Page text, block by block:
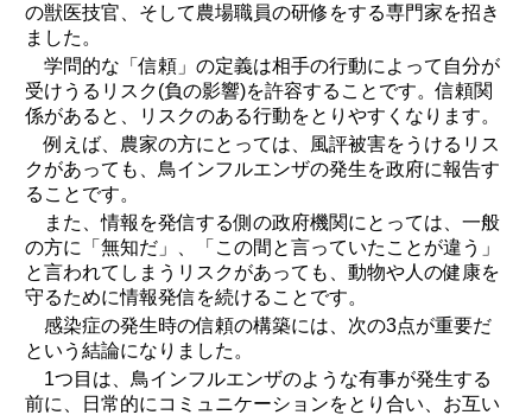
の獣医技官、そして農場職員の研修をする専門家を招き
ました。
学問的な「信頼」の定義は相手の行動によって自分が
受けうるリスク(負の影響)を許容することです。信頼関
係があると、リスクのある行動をとりやすくなります。
例えば、農家の方にとっては、風評被害をうけるリス
クがあっても、鳥インフルエンザの発生を政府に報告す
ることです。
また、情報を発信する側の政府機関にとっては、一般
の方に「無知だ」、「この間と言っていたことが違う」
と言われてしまうリスクがあっても、動物や人の健康を
守るために情報発信を続けることです。
感染症の発生時の信頼の構築には、次の3点が重要だ
という結論になりました。
1つ目は、鳥インフルエンザのような有事が発生する
前に、日常的にコミュニケーションをとり合い、お互い